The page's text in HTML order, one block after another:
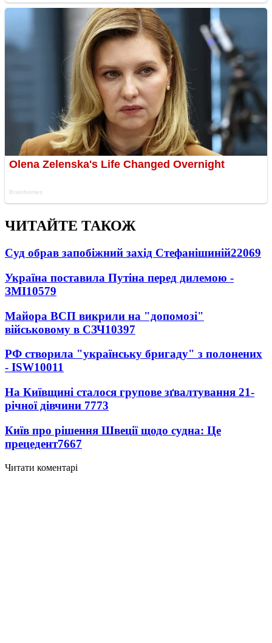
ЧИТАЙТЕ ТАКОЖ
Суд обрав запобіжний захід Стефанішиній22069
Україна поставила Путіна перед дилемою -
ЗМІ10579
Майора ВСП викрили на "допомозі"
військовому в СЗЧ10397
РФ створила "українську бригаду" з полонених
- ISW10011
На Київщині сталося групове зґвалтування 21-
річної дівчини 7773
Київ про рішення Швеції щодо судна: Це
прецедент7667
Читати коментарі